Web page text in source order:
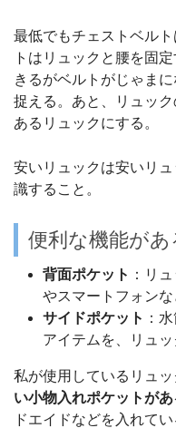
最低でもチェストベル
トはリュックと腰を固
きるがベルトがじゃま
捉える。あと、リュッ
あるリュックにする。
安いリュックは安いリ
識すること。
便利な機能が
背面ポケット ：リ
やスマートフォン
サイドポケット ：
アイテムを、リュ
私が使用しているリュッ
い小物入れポケットがあ
ドエイドなどを入れて